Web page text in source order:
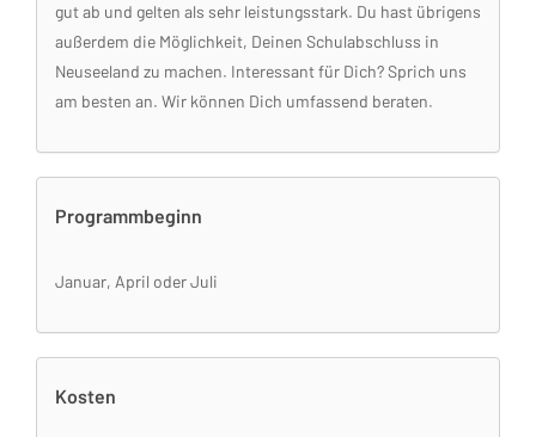
gut ab und gelten als sehr leistungsstark. Du hast übrigens
außerdem die Möglichkeit, Deinen Schulabschluss in
Neuseeland zu machen. Interessant für Dich? Sprich uns
am besten an. Wir können Dich umfassend beraten.
Programmbeginn
Januar, April oder Juli
Kosten